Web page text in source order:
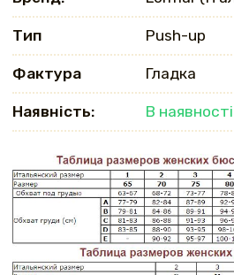
Тип Push-up
Фактура Гладка
Наявність: В наявності